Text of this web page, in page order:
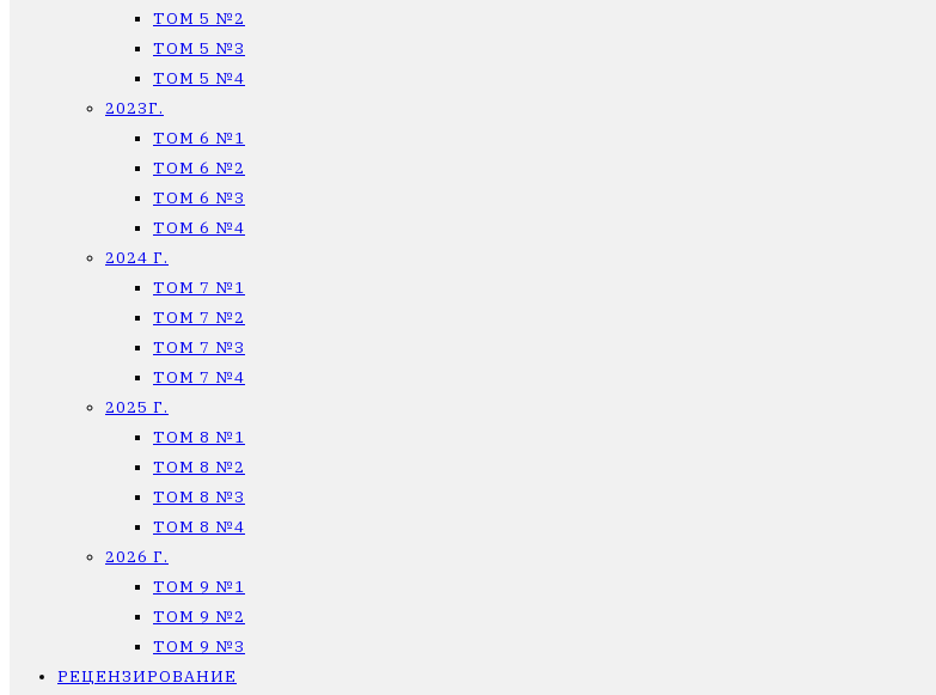
ТОМ 5 №2
ТОМ 5 №3
ТОМ 5 №4
2023Г.
ТОМ 6 №1
ТОМ 6 №2
ТОМ 6 №3
ТОМ 6 №4
2024 Г.
ТОМ 7 №1
ТОМ 7 №2
ТОМ 7 №3
ТОМ 7 №4
2025 Г.
ТОМ 8 №1
ТОМ 8 №2
ТОМ 8 №3
ТОМ 8 №4
2026 Г.
ТОМ 9 №1
ТОМ 9 №2
ТОМ 9 №3
РЕЦЕНЗИРОВАНИЕ